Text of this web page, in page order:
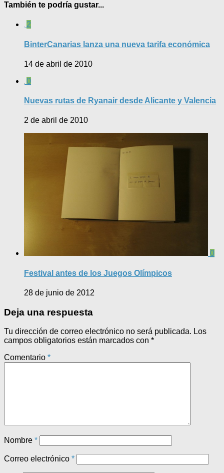
También te podría gustar...
2
BinterCanarias lanza una nueva tarifa económica
14 de abril de 2010
0
Nuevas rutas de Ryanair desde Alicante y Valencia
2 de abril de 2010
0
Festival antes de los Juegos Olímpicos
28 de junio de 2012
Deja una respuesta
Tu dirección de correo electrónico no será publicada. Los
campos obligatorios están marcados con *
Comentario *
Nombre *
Correo electrónico *